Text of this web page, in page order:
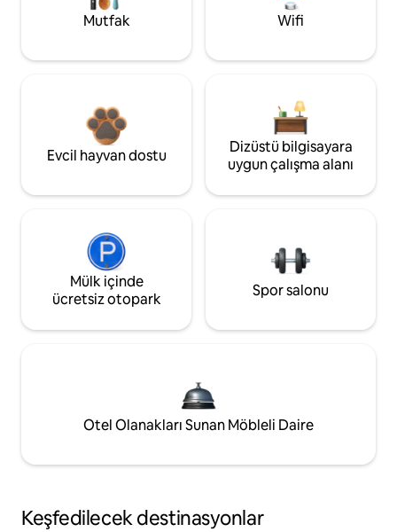
Mutfak Wifi
Evcil hayvan dostu
Dizüstü bilgisayara
uygun çalışma alanı
Mülk içinde
ücretsiz otopark
Spor salonu
Otel Olanakları Sunan Möbleli Daire
Keşfedilecek destinasyonlar